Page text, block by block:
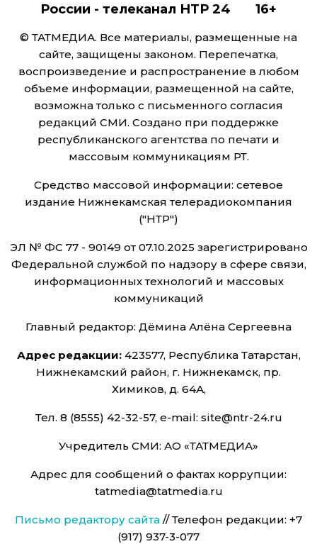
России - телеканал НТР 24 16+
© ТАТМЕДИА. Все материалы, размещенные на
сайте, защищены законом. Перепечатка,
воспроизведение и распространение в любом
объеме информации, размещенной на сайте,
возможна только с письменного согласия
редакций СМИ. Создано при поддержке
республиканского агентства по печати и
массовым коммуникациям РТ.
Средство массовой информации: сетевое
издание Нижнекамская телерадиокомпания
("НТР")
ЭЛ № ФС 77 - 90149 от 07.10.2025 зарегистрировано
Федеральной службой по надзору в сфере связи,
информационных технологий и массовых
коммуникаций
Главный редактор: Дёмина Алёна Сергеевна
Адрес редакции:423577, Республика Татарстан,
Нижнекамский район, г. Нижнекамск, пр.
Химиков, д. 64А,
Тел. 8 (8555) 42-32-57, e-mail: site@ntr-24.ru
Учредитель СМИ: АО «ТАТМЕДИА»
Адрес для сообщений о фактах коррупции:
tatmedia@tatmedia.ru
Письмо редактору сайта // Телефон редакции: +7
(917) 937-3-077